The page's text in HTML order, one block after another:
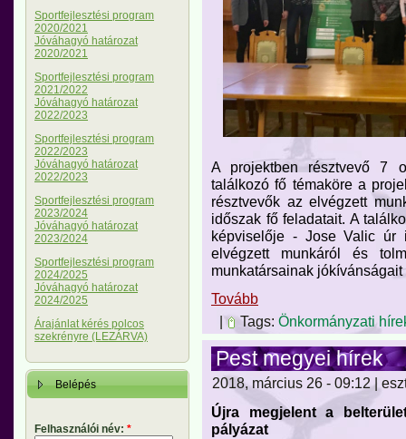
Sportfejlesztési program
2020/2021
Jóváhagyó határozat
2020/2021
Sportfejlesztési program
2021/2022
Jóváhagyó határozat
2022/2023
Sportfejlesztési program
2022/2023
Jóváhagyó határozat
2022/2023
Sportfejlesztési program
2023/2024
Jóváhagyó határozat
2023/2024
Sportfejlesztési program
2024/2025
Jóváhagyó határozat
2024/2025
Árajánlat kérés polcos
szekrényre (LEZÁRVA)
Belépés
Felhasználói név: *
A projektben résztvevő 7
találkozó fő témaköre a
résztvevők az elvégzett
időszak fő feladatait. A
képviselője - Jose Valic úr
elvégzett munkáról és
munkatársainak
Tovább
|
Tags: Önkormányzati
Pest megyei hírek
2018, március 26 - 09:12 |
Újra megjelent a
pályázat